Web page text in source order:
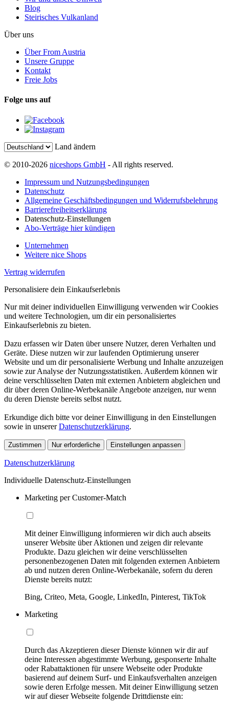
Blog
Steirisches Vulkanland
Über uns
Über From Austria
Unsere Gruppe
Kontakt
Freie Jobs
Folge uns auf
Land ändern
© 2010-2026 niceshops GmbH - All rights reserved.
Impressum und Nutzungsbedingungen
Datenschutz
Allgemeine Geschäftsbedingungen und Widerrufsbelehrung
Barrierefreiheitserklärung
Datenschutz-Einstellungen
Abo-Verträge hier kündigen
Unternehmen
Weitere nice Shops
Vertrag widerrufen
Personalisiere dein Einkaufserlebnis
Nur mit deiner individuellen Einwilligung verwenden wir Cookies
und weitere Technologien, um dir ein personalisiertes
Einkaufserlebnis zu bieten.
Dazu erfassen wir Daten über unsere Nutzer, deren Verhalten und
Geräte. Diese nutzen wir zur laufenden Optimierung unserer
Website und um dir personalisierte Werbung und Inhalte anzuzeigen
sowie zur Analyse der Nutzungsstatistiken. Außerdem können wir
deine verschlüsselten Daten mit externen Anbietern abgleichen und
dir über deren Online-Werbekanäle Angebote anzeigen, nur wenn
du deren Dienste bereits selbst nutzt.
Erkundige dich bitte vor deiner Einwilligung in den Einstellungen
sowie in unsererDatenschutzerklärung.
Zustimmen Nur erforderliche Einstellungen anpassen
Datenschutzerklärung
Individuelle Datenschutz-Einstellungen
Marketing per Customer-Match
Mit deiner Einwilligung informieren wir dich auch abseits
unserer Website über Aktionen und zeigen dir relevante
Produkte. Dazu gleichen wir deine verschlüsselten
personenbezogenen Daten mit folgenden externen Anbietern
ab und nutzen deren Online-Werbekanäle, sofern du deren
Dienste bereits nutzt:
Bing, Criteo, Meta, Google, LinkedIn, Pinterest, TikTok
Marketing
Durch das Akzeptieren dieser Dienste können wir dir auf
deine Interessen abgestimmte Werbung, gesponserte Inhalte
oder Rabattaktionen für unsere Webseite oder Produkte
basierend auf deinem Surf- und Einkaufsverhalten anzeigen
sowie deren Erfolge messen. Mit deiner Einwilligung setzen
wir auf dieser Webseite folgende Drittdienste ein: